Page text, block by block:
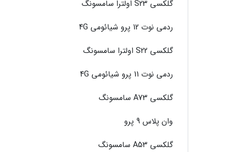
گلکسی S23 اولترا سامسونگ
ردمی نوت 12 پرو شیائومی 4G
گلکسی S22 اولترا سامسونگ
ردمی نوت 11 پرو شیائومی 4G
گلکسی A73 سامسونگ
وان پلاس 9 پرو
گلکسی A53 سامسونگ